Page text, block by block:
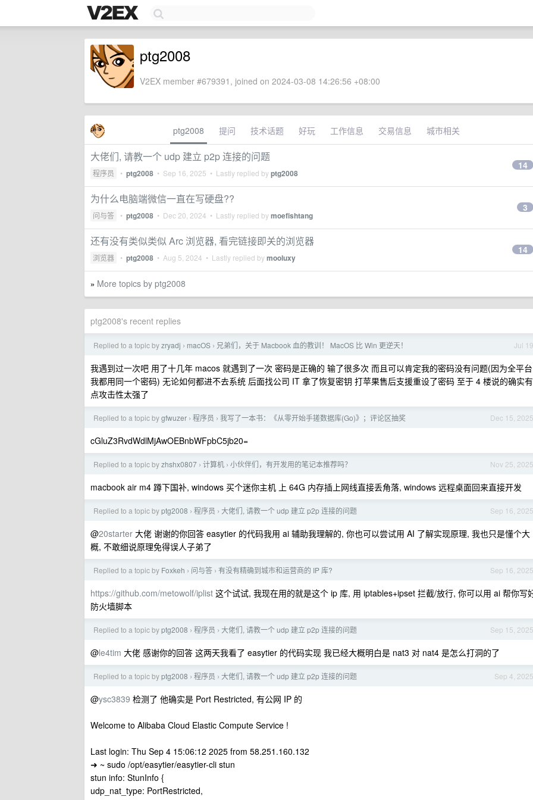
ptg2008
V2EX member #679391, joined on 2024-03-08 14:26:56 +08:00
ptg2008 提问 技术话题 好玩 工作信息 交易信息 城市相关
大佬们, 请教一个 udp 建立 p2p 连接的问题
程序员 • ptg2008 • Sep 16, 2025 • Lastly replied byptg2008
14
为什么电脑端微信一直在写硬盘??
问与答 • ptg2008 • Dec 20, 2024 • Lastly replied bymoefishtang
3
还有没有类似类似 Arc 浏览器, 看完链接即关的浏览器
浏览器 • ptg2008 • Aug 5, 2024 • Lastly replied bymooluxy
14
» More topics by ptg2008
ptg2008's recent replies
Jul 19
Replied to a topic byzryadj › macOS › 兄弟们，关于 Macbook 血的教训！ MacOS 比 Win 更逆天！
我遇到过一次吧 用了十几年 macos 就遇到了一次 密码是正确的 输了很多次 而且可以肯定我的密码没有问题(因为全平台
我都用同一个密码) 无论如何都进不去系统 后面找公司 IT 拿了恢复密钥 打苹果售后支援重设了密码 至于 4 楼说的确实有
点攻击性太强了
Dec 15, 2025
Replied to a topic bygfwuzer › 程序员 › 我写了一本书：《从零开始手搓数据库(Go)》；评论区抽奖
cGluZ3RvdWdlMjAwOEBnbWFpbC5jb20=
Nov 25, 2025
Replied to a topic byzhshx0807 › 计算机 › 小伙伴们，有开发用的笔记本推荐吗？
macbook air m4 蹲下国补, windows 买个迷你主机 上 64G 内存插上网线直接丢角落, windows 远程桌面回来直接开发
Sep 16, 2025
Replied to a topic byptg2008 › 程序员 › 大佬们, 请教一个 udp 建立 p2p 连接的问题
@20starter 大佬 谢谢的你回答 easytier 的代码我用 ai 辅助我理解的, 你也可以尝试用 AI 了解实现原理, 我也只是懂个大
概, 不敢细说原理免得误人子弟了
Sep 16, 2025
Replied to a topic by Foxkeh › 问与答 › 有没有精确到城市和运营商的 IP 库?
https://github.com/metowolf/iplist 这个试试, 我现在用的就是这个 ip 库, 用 iptables+ipset 拦截/放行, 你可以用 ai 帮你写
防火墙脚本
Sep 15, 2025
Replied to a topic byptg2008 › 程序员 › 大佬们, 请教一个 udp 建立 p2p 连接的问题
@le4tim 大佬 感谢你的回答 这两天我看了 easytier 的代码实现 我已经大概明白是 nat3 对 nat4 是怎么打洞的了
Sep 4, 2025
Replied to a topic byptg2008 › 程序员 › 大佬们, 请教一个 udp 建立 p2p 连接的问题
@ysc3839 检测了 他确实是 Port Restricted, 有公网 IP 的
Welcome to Alibaba Cloud Elastic Compute Service !
Last login: Thu Sep 4 15:06:12 2025 from 58.251.160.132
➜ ~ sudo /opt/easytier/easytier-cli stun
stun info: StunInfo {
udp_nat_type: PortRestricted,